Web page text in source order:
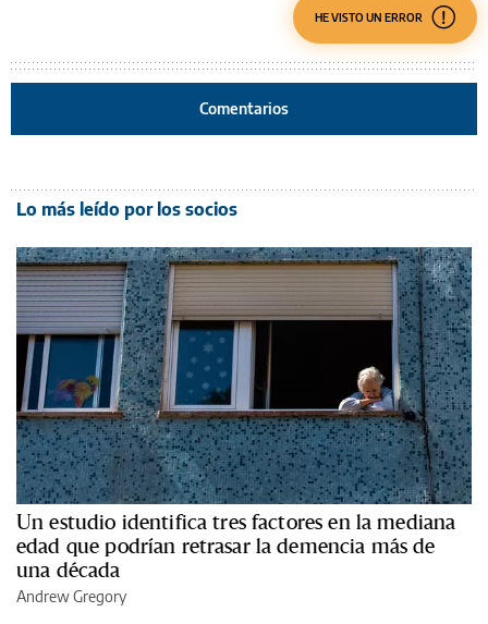
HE VISTO UN ERROR
Comentarios
Lo más leído por los socios
Un estudio identifica tres factores en la mediana
edad que podrían retrasar la demencia más de
una década
Andrew Gregory